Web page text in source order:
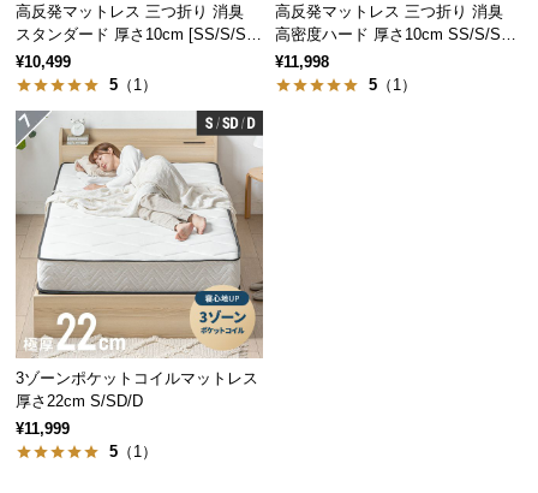
返
キ
ン
ル
に
つ
い
て
保
証
に
つ
高反発マットレス 三つ折り 消臭
スタンダード 厚さ10cm [SS/S/SD/
D/Q/K]
¥10,499
5 （1）
高反発マットレス 三つ折り 消臭
高密度ハード 厚さ10cm SS/S/SD/
D/Q/K
¥11,998
5 （1）
3ゾーンポケットコイルマットレス
厚さ22cm S/SD/D
¥11,999
5 （1）